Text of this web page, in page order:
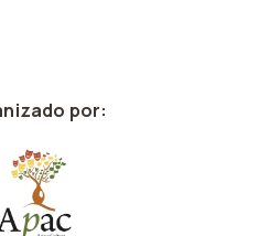
por: